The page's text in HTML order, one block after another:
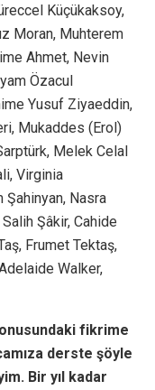
Küçükaksoy,
Moran, Muhterem
Ahmet, Nevin
Özacul
Yusuf Ziyaeddin,
Mukaddes (Erol)
Melek Celal
Virginia
Şahinyan, Nasra
Şâkir, Cahide
Frumet Tektaş,
Walker,
fikrime
derste şöyle
Bir yıl kadar